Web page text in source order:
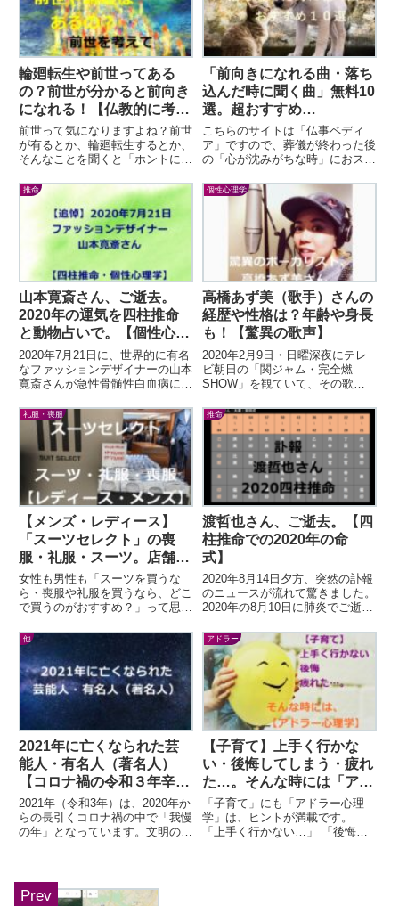
輪廻転生や前世ってある
の？前世が分かると前向き
になれる！【仏教的に考え
てみる】
前世って気になりますよね？前世
が有るとか、輪廻転生するとか、
そんなことを聞くと「ホントに有
って思います。ところが、この記
事を読んでいるあなたも僕も、
「自分の前世も人の前世...
「前向きになれる曲・落ち
込んだ時に聞く曲」無料10
選。超おすすめ
【YouTubeでそのまま視
聴可】
こちらのサイトは「仏事ペディ
ア」ですので、葬儀が終わった後
の「心が沈みがちな時」におスス
ん、葬儀に関係なく、落ち込んだ
り気が滅入った時には聴いて欲し
い音楽です。嫌なこと・自...
推命
山本寛斎さん、ご逝去。
2020年の運気を四柱推命
と動物占いで。【個性心理
学】
2020年7月21日に、世界的に有名
なファッションデザイナーの山本
寛斎さんが急性骨髄性白血病にて
1944年2月8日神奈川県横浜市の
お生まれ、御年76歳。突然の悲
報に驚きました...
個性心理学
高橋あず美（歌手）さんの
経歴や性格は？年齢や身長
も！【驚異の歌声】
2020年2月9日・日曜深夜にテレ
ビ朝日の「関ジャム・完全燃
SHOW」を観ていて、その歌唱
「これは人に知らせたい！」と思
って、初めて聞く彼女の名前をメ
モ。その人の名は、「...
礼服・喪服
【メンズ・レディース】
「スーツセレクト」の喪
服・礼服・スーツ。店舗に
行って品ぞろえや値段をチ
ェックして来ました！
女性も男性も「スーツを買うな
ら・喪服や礼服を買うなら、どこ
で買うのがおすすめ？」って思い
んやその親御さんにとっても、気
になるでしょう。また、「スーツ
セレクトでスーツや礼服...
推命
渡哲也さん、ご逝去。【四
柱推命での2020年の命
式】
2020年8月14日夕方、突然の訃報
のニュースが流れて驚きました。
2020年の8月10日に肺炎でご逝去
16年）12月28日のお生まれです
ので満78歳。突然の訃報と、ま
だ...
他
2021年に亡くなられた芸
能人・有名人（著名人）
【コロナ禍の令和３年辛
丑：まとめ】
2021年（令和3年）は、2020年か
らの長引くコロナ禍の中で「我慢
の年」となっています。文明の発
は、「昨年...
アドラー
【子育て】上手く行かな
い・後悔してしまう・疲れ
た…。そんな時には「アド
ラー心理学」の子育て本が
オススメ！
「子育て」にも「アドラー心理
学」は、ヒントが満載です。
「上手く行かない…」 「後悔し